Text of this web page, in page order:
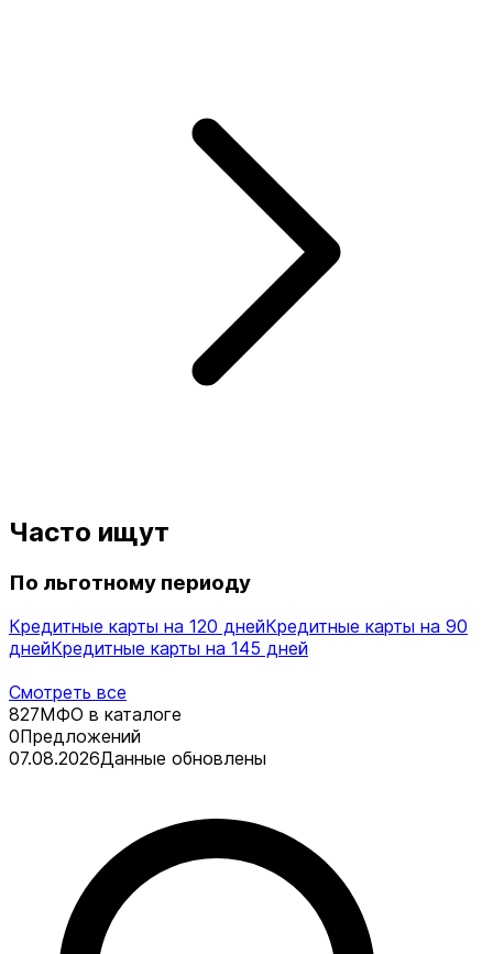
Часто ищут
По льготному периоду
Кредитные карты на 120 днейКредитные карты на 90
днейКредитные карты на 145 дней
Смотреть все
827МФО в каталоге
0Предложений
07.08.2026Данные обновлены